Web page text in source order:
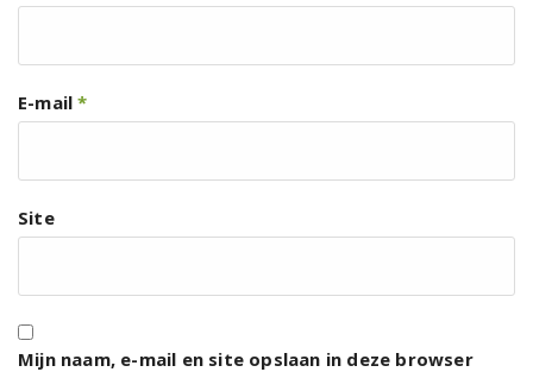
E-mail*
Site
Mijn naam, e-mail en site opslaan in deze browser